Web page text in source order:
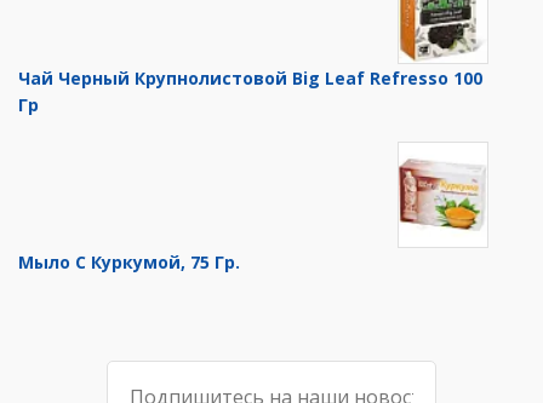
Чай Черный Крупнолистовой Big Leaf Refresso 100
Гр
Мыло С Куркумой, 75 Гр.